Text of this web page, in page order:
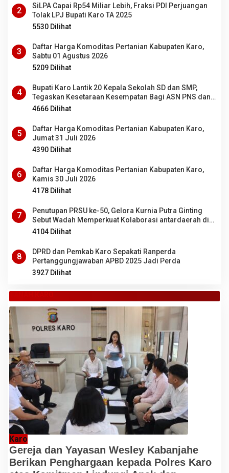
2
SiLPA Capai Rp54 Miliar Lebih, Fraksi PDI Perjuangan
Tolak LPJ Bupati Karo TA 2025
5530 Dilihat
3
Daftar Harga Komoditas Pertanian Kabupaten Karo,
Sabtu 01 Agustus 2026
5209 Dilihat
4
Bupati Karo Lantik 20 Kepala Sekolah SD dan SMP,
Tegaskan Kesetaraan Kesempatan Bagi ASN PNS dan
PPPK
4666 Dilihat
5
Daftar Harga Komoditas Pertanian Kabupaten Karo,
Jumat 31 Juli 2026
4390 Dilihat
6
Daftar Harga Komoditas Pertanian Kabupaten Karo,
Kamis 30 Juli 2026
4178 Dilihat
7
Penutupan PRSU ke-50, Gelora Kurnia Putra Ginting
Sebut Wadah Memperkuat Kolaborasi antardaerah di
Sumut
4104 Dilihat
8
DPRD dan Pemkab Karo Sepakati Ranperda
Pertanggungjawaban APBD 2025 Jadi Perda
3927 Dilihat
TANAH KARO
Karo
Gereja dan Yayasan Wesley Kabanjahe
Berikan Penghargaan kepada Polres Karo